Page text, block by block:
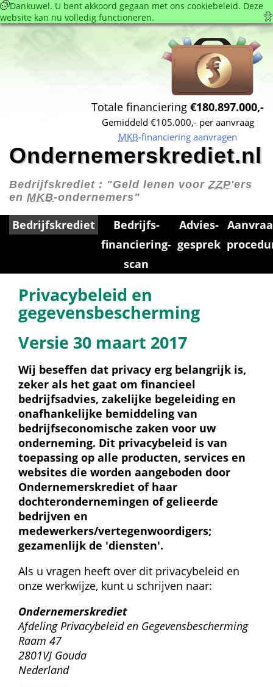
Dankuwel. U bent akkoord gegaan met ons cookie­beleid. Deze
website kan nu volledig functioneren.
Totale financiering €180.897.000,-
Gemiddeld €105.000,- per aanvraag
MKB-financiering aanvragen
Ondernemerskrediet.nl
Bedrijfskrediet : "Geld lenen voor ZZP'ers
en MKB-ondernemers"
Bedrijfskrediet
Bedrijfs­
financiering­
scan
Advies­
gesprek
Privacybeleid en
gegevensbescherming
Versie 30 maart 2017
Wij beseffen dat privacy erg belangrijk is,
zeker als het gaat om financieel
bedrijfsadvies, zakelijke begeleiding en
onafhankelijke bemiddeling van
bedrijfseconomische zaken voor uw
onderneming. Dit privacybeleid is van
toepassing op alle producten, services en
websites die worden aangeboden door
Ondernemerskrediet of haar
dochterondernemingen of gelieerde
bedrijven en
medewerkers/vertegenwoordigers;
gezamenlijk de 'diensten'.
Als u vragen heeft over dit privacybeleid en
onze werkwijze, kunt u schrijven naar:
Ondernemerskrediet
Afdeling Privacybeleid en Gegevensbescherming
Raam 47
2801VJ Gouda
Nederland